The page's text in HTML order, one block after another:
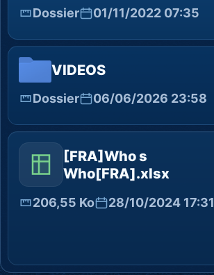
Dossier 01/11/2022 07:35
VIDEOS
Dossier 06/06/2026 23:58
[FRA]Who s
Who[FRA].xlsx
206,55 Ko 28/10/2024 17:31